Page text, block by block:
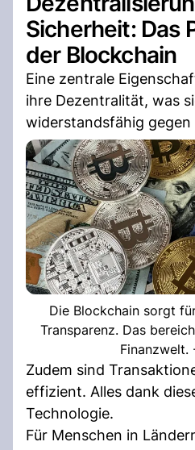
Sicherheit: Das
der Blockchain
Eine zentrale
ihre Dezentralität, was
widerstandsfähig
Die Blockchain sorgt
Transparenz. Das
Finanzwelt.
Zudem sind
effizient. Alles dank
Technologie.
Für Menschen in